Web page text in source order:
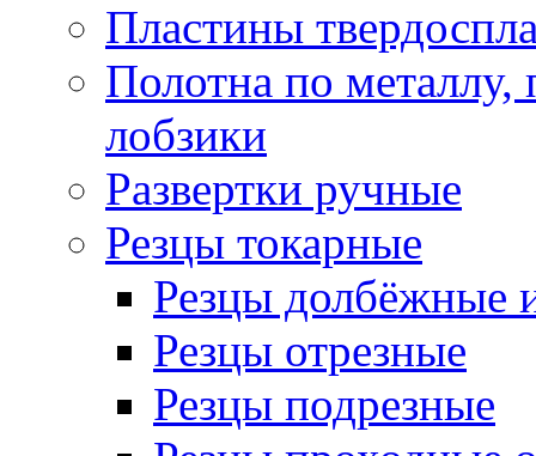
Пластины
Полотна по
лобзики
Развертки ручные
Резцы токарные
Резцы долбёжные
Резцы отрезные
Резцы подрезные